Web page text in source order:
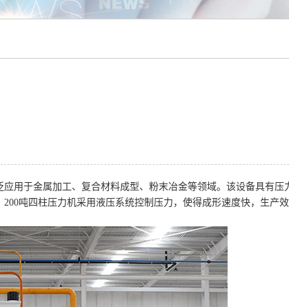
用于金属加工、复合材料成型、粉末冶金等领域。该设备具有压
吨四柱压力机采用液压系统控制压力，使得成形速度快，生产